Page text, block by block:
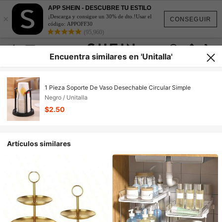
CONSEGUIR
×
APP SHEIN - DESCUBRE TU ESTILO
¡Descarga y consigue un 30% de dto.!Usar el
código: APPOFF30
(95,960)
Encuentra similares en 'Unitalla'
1 Pieza Soporte De Vaso Desechable Circular Simple
Negro / Unitalla
$2.50
Artículos similares